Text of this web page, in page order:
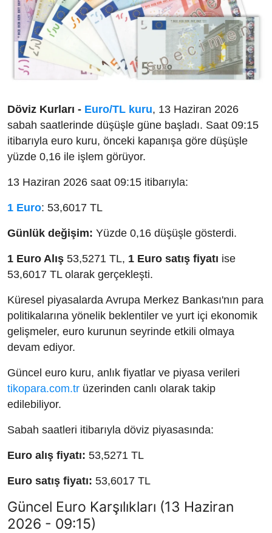
Döviz Kurları - Euro/TL kuru, 13 Haziran 2026
sabah saatlerinde düşüşle güne başladı. Saat 09:15
itibarıyla euro kuru, önceki kapanışa göre düşüşle
yüzde 0,16 ile işlem görüyor.
13 Haziran 2026 saat 09:15 itibarıyla:
1 Euro: 53,6017 TL
Günlük değişim: Yüzde 0,16 düşüşle gösterdi.
1 Euro Alış 53,5271 TL, 1 Euro satış fiyatı ise
53,6017 TL olarak gerçekleşti.
Küresel piyasalarda Avrupa Merkez Bankası'nın para
politikalarına yönelik beklentiler ve yurt içi ekonomik
gelişmeler, euro kurunun seyrinde etkili olmaya
devam ediyor.
Güncel euro kuru, anlık fiyatlar ve piyasa verileri
tikopara.com.tr üzerinden canlı olarak takip
edilebiliyor.
Sabah saatleri itibarıyla döviz piyasasında:
Euro alış fiyatı: 53,5271 TL
Euro satış fiyatı: 53,6017 TL
Güncel Euro Karşılıkları (13 Haziran
2026 - 09:15)